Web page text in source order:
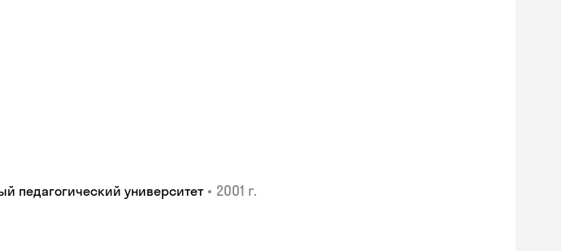
педагогический университет • 2001 г.